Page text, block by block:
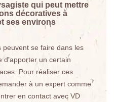
qui peut mettre
décoratives à
ses environs
peuvent se faire dans les
d'apporter un certain
Pour réaliser ces
à un expert comme
en contact avec VD